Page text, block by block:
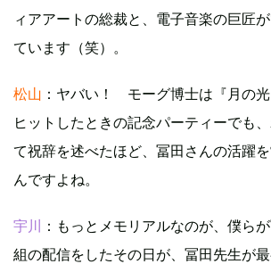
ィアアートの総裁と、電子音楽の巨匠
ています（笑）。
松山 ：ヤバい！ モーグ博士は『月の
ヒットしたときの記念パーティーでも
て祝辞を述べたほど、冨田さんの活躍
んですよね。
宇川 ：もっとメモリアルなのが、僕ら
組の配信をしたその日が、冨田先生が